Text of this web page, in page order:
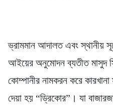
ভ্রামমান আদালত এবং স্থানীয়
আইয়ের অনুমোদন ব্যতীত মাসুদ
কোম্পানীর নামকরন করে
দেয়া হয় “ড্রিকোর”। যা